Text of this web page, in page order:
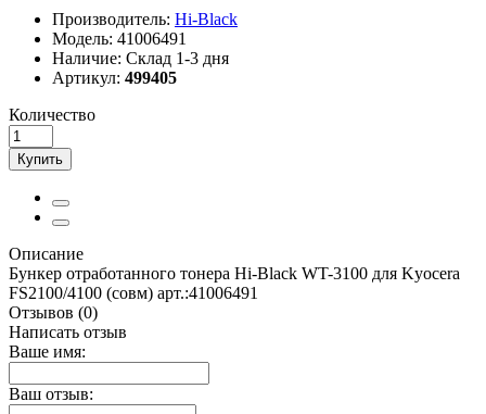
Производитель: Hi-Black
Модель: 41006491
Наличие: Склад 1-3 дня
Артикул: 499405
Количество
Купить
Описание
Бункер отработанного тонера Hi-Black WT-3100 для Kyocera
FS2100/4100 (совм) арт.:41006491
Отзывов (0)
Написать отзыв
Ваше имя:
Ваш отзыв: